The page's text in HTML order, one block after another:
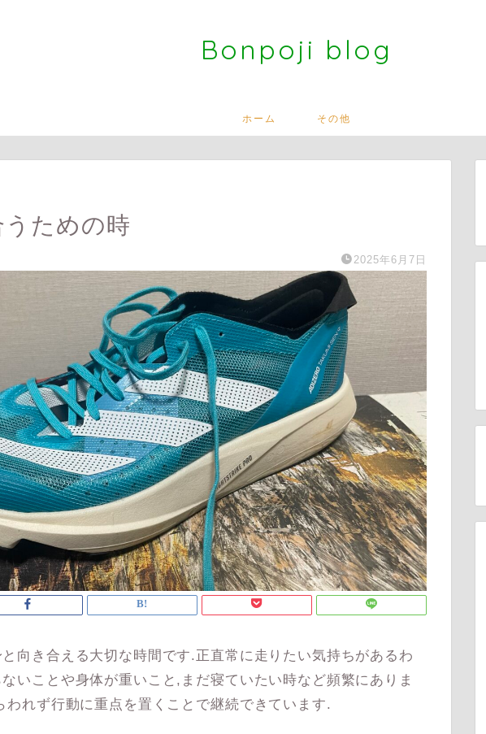
Bonpoji blog
ホーム その他
ための時
2025年6月7日
向き合える大切な時間です.正直常に走りたい気持ちがあるわ
いことや身体が重いこと,まだ寝ていたい時など頻繁にありま
われず行動に重点を置くことで継続できています.